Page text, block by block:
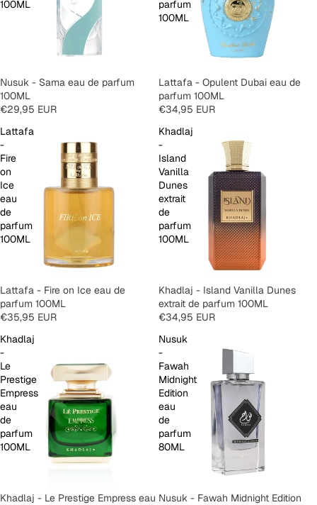
100ML
SOLD OUT
Nusuk - Sama eau de parfum
100ML
€29,95 EUR
parfum
100ML
SOLD OUT
Lattafa - Opulent Dubai eau de
parfum 100ML
€34,95 EUR
Lattafa
-
Fire
on
Ice
eau
de
parfum
100ML
Lattafa - Fire on Ice eau de
parfum 100ML
€35,95 EUR
Khadlaj
-
Island
Vanilla
Dunes
extrait
de
parfum
100ML
Khadlaj - Island Vanilla Dunes
extrait de parfum 100ML
€34,95 EUR
Khadlaj
-
Le
Prestige
Empress
eau
de
parfum
100ML
SOLD OUT
Khadlaj - Le Prestige Empress eau
Nusuk
-
Fawah
Midnight
Edition
eau
de
parfum
80ML
SOLD OUT
Nusuk - Fawah Midnight Edition